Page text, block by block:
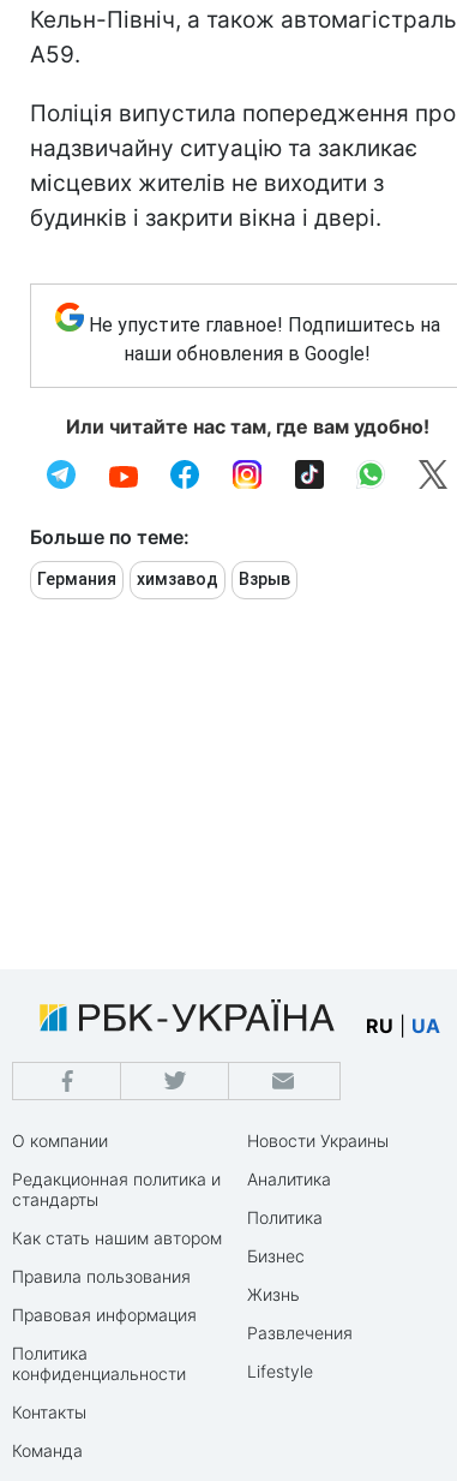
Кельн-Північ, а також автомагістраль
A59.
Поліція випустила попередження про
надзвичайну ситуацію та закликає
місцевих жителів не виходити з
будинків і закрити вікна і двері.
Не упустите главное! Подпишитесь на
наши обновления в Google!
Или читайте нас там, где вам удобно!
Больше по теме:
Германия химзавод Взрыв
RU UA
О компании
Редакционная политика и
стандарты
Как стать нашим автором
Правила пользования
Правовая информация
Политика
конфиденциальности
Контакты
Команда
Новости Украины
Аналитика
Политика
Бизнес
Жизнь
Развлечения
Lifestyle